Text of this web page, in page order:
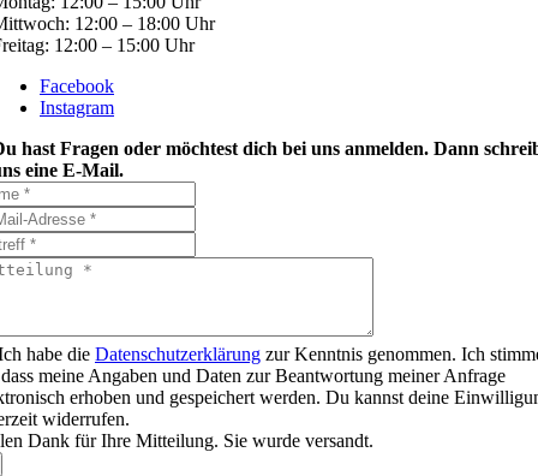
12:00 – 18:00 Uhr
12:00 – 15:00 Uhr
Facebook
Instagram
hast Fragen oder möchtest dich bei uns anmelden. Dann
eine E-Mail.
habe die Datenschutzerklärung zur Kenntnis genommen. Ich
meine Angaben und Daten zur Beantwortung meiner Anfrage
erhoben und gespeichert werden. Du kannst deine
widerrufen.
Dank für Ihre Mitteilung. Sie wurde versandt.